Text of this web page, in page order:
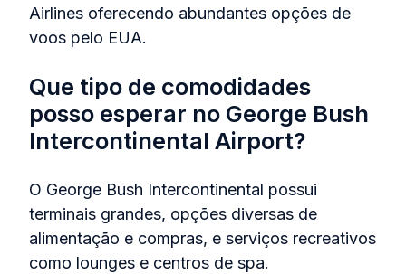
Airlines oferecendo abundantes opções de
voos pelo EUA.
Que tipo de comodidades
posso esperar no George Bush
Intercontinental Airport?
O George Bush Intercontinental possui
terminais grandes, opções diversas de
alimentação e compras, e serviços recreativos
como lounges e centros de spa.